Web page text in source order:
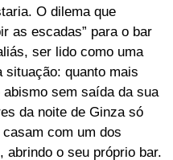
O dilema que
as escadas” para o bar
ser lido como uma
situação: quanto mais
sem saída da sua
da noite de Ginza só
com um dos
abrindo o seu próprio bar.